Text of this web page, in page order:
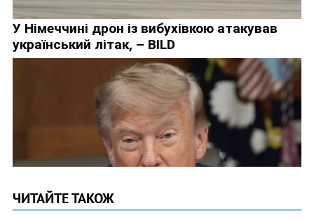
ЧИТАЙТЕ ТАКОЖ